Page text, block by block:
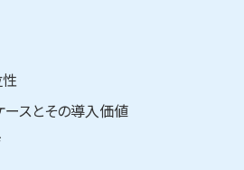
ースとその導入価値